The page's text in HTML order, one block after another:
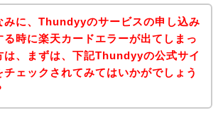
みに、Thundyyのサービスの申し込み
る時に楽天カードエラーが出てしまっ
は、まずは、下記Thundyyの公式サイ
チェックされてみてはいかがでしょう